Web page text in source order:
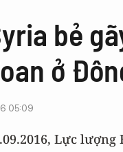
bẻ
ở
05:09
Lực